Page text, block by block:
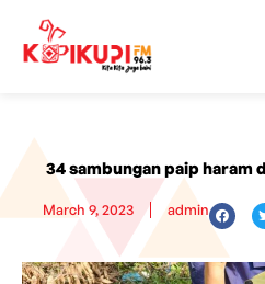
34 sambungan paip haram
March 9, 2023 admin